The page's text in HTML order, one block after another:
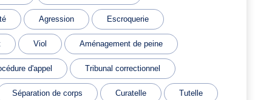
Agression Escroquerie
Viol Aménagement de peine
d'appel Tribunal correctionnel
Séparation de corps Curatelle Tutelle